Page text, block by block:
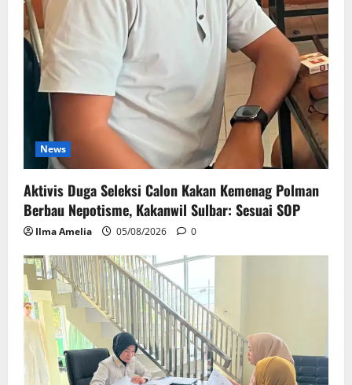
News
Aktivis Duga Seleksi Calon Kakan Kemenag Polman
Berbau Nepotisme, Kakanwil Sulbar: Sesuai SOP
Ilma Amelia 05/08/2026 0